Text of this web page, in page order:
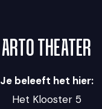
ARTO THEATER
Je beleeft het hier:
Het Klooster 5